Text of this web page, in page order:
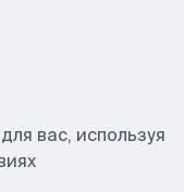
вас, используя